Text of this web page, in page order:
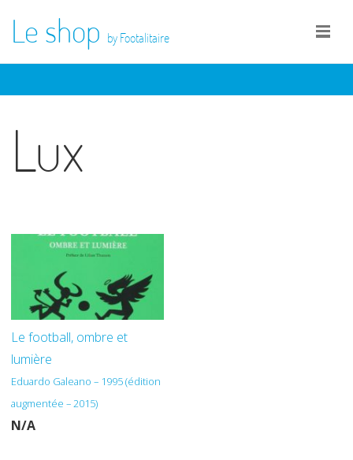
Le shop by Footalitaire
Lux
Le football, ombre et
lumière
Eduardo Galeano – 1995 (édition
augmentée – 2015)
N/A